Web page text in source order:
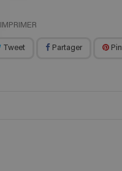
IMPRIMER
Tweet Partager